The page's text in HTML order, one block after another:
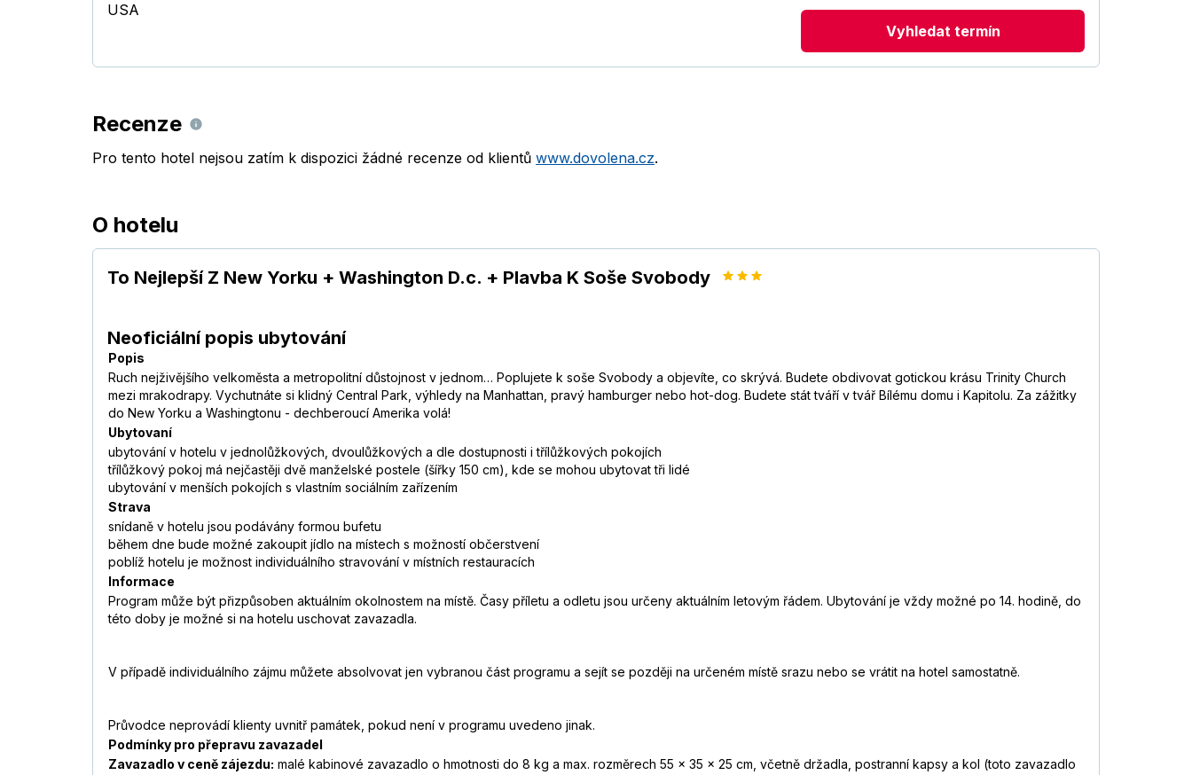
USA
Vyhledat termín
Recenze
Pro tento hotel nejsou zatím k dispozici žádné recenze od klientů www.dovolena.cz.
O hotelu
To Nejlepší Z New Yorku + Washington D.c. + Plavba K Soše Svobody
Neoficiální popis ubytování
Popis
Ruch nejživějšího velkoměsta a metropolitní důstojnost v jednom… Poplujete k soše Svobody a objevíte, co skrývá. Budete obdivovat gotickou krásu Trinity Church
mezi mrakodrapy. Vychutnáte si klidný Central Park, výhledy na Manhattan, pravý hamburger nebo hot-dog. Budete stát tváří v tvář Bílému domu i Kapitolu. Za zážitky
do New Yorku a Washingtonu - dechberoucí Amerika volá!
Ubytovaní
ubytování v hotelu v jednolůžkových, dvoulůžkových a dle dostupnosti i třílůžkových pokojích
třílůžkový pokoj má nejčastěji dvě manželské postele (šířky 150 cm), kde se mohou ubytovat tři lidé
ubytování v menších pokojích s vlastním sociálním zařízením
Strava
snídaně v hotelu jsou podávány formou bufetu
během dne bude možné zakoupit jídlo na místech s možností občerstvení
poblíž hotelu je možnost individuálního stravování v místních restauracích
Informace
Program může být přizpůsoben aktuálním okolnostem na místě. Časy příletu a odletu jsou určeny aktuálním letovým řádem. Ubytování je vždy možné po 14. hodině, do
této doby je možné si na hotelu uschovat zavazadla.
V případě individuálního zájmu můžete absolvovat jen vybranou část programu a sejít se později na určeném místě srazu nebo se vrátit na hotel samostatně.
Průvodce neprovádí klienty uvnitř památek, pokud není v programu uvedeno jinak.
Podmínky pro přepravu zavazadel
Zavazadlo v ceně zájezdu: malé kabinové zavazadlo o hmotnosti do 8 kg a max. rozměrech 55 x 35 x 25 cm, včetně držadla, postranní kapsy a kol (toto zavazadlo